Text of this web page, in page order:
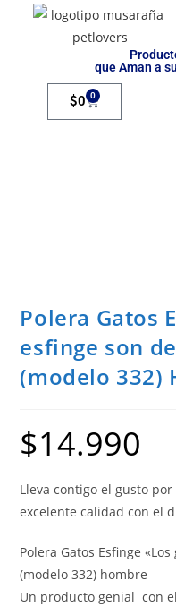
que Aman a
$0 0
Polera Gatos
esfinge son
(modelo 332)
$14.990
Lleva contigo el gusto
excelente calidad con el
Polera Gatos Esfinge
(modelo 332) hombre
Un producto genial con